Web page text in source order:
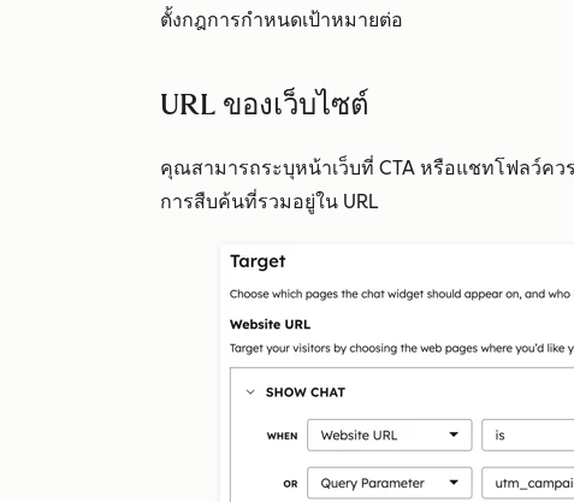
ตั้งกฎการกำหนดเป้าหมายต่อ
URL ของเว็บไซต์
คุณสามารถระบุหน้าเว็บที่ CTA หรือแชทโฟลว์คว
การสืบค้นที่รวมอยู่ใน URL